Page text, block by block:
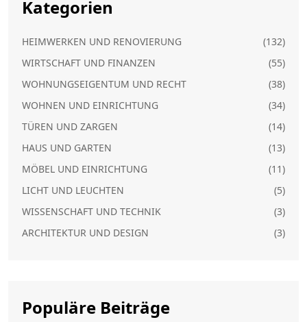
Kategorien
HEIMWERKEN UND RENOVIERUNG
(132)
WIRTSCHAFT UND FINANZEN
(55)
WOHNUNGSEIGENTUM UND RECHT
(38)
WOHNEN UND EINRICHTUNG
(34)
TÜREN UND ZARGEN
(14)
HAUS UND GARTEN
(13)
MÖBEL UND EINRICHTUNG
(11)
LICHT UND LEUCHTEN
(5)
WISSENSCHAFT UND TECHNIK
(3)
ARCHITEKTUR UND DESIGN
(3)
Populäre Beiträge